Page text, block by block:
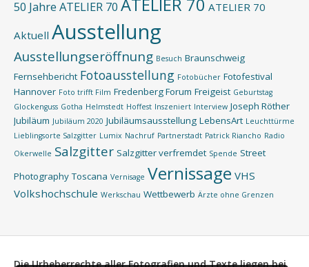
50 Jahre ATELIER 70 ATELIER 70 ATELIER 70
Aktuell Ausstellung
Ausstellungseröffnung Besuch Braunschweig
Fernsehbericht Fotoausstellung Fotobücher Fotofestival
Hannover Foto trifft Film Fredenberg Forum Freigeist Geburtstag
Glockenguss Gotha Helmstedt Hoffest Inszeniert Interview Joseph Röther
Jubiläum Jubiläum 2020 Jubiläumsausstellung LebensArt Leuchttürme
Lieblingsorte Salzgitter Lumix Nachruf Partnerstadt Patrick Riancho Radio
Okerwelle Salzgitter Salzgitter verfremdet Spende Street
Photography Toscana Vernisage Vernissage VHS
Volkshochschule Werkschau Wettbewerb Ärzte ohne Grenzen
Die Urheberrechte aller Fotografien und Texte liegen bei